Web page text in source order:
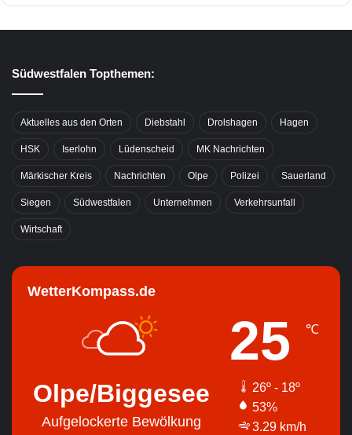
Südwestfalen Topthemen:
Aktuelles aus den Orten Diebstahl Drolshagen Hagen
HSK Iserlohn Lüdenscheid MK Nachrichten
Märkischer Kreis Nachrichten Olpe Polizei Sauerland
Siegen Südwestfalen Unternehmen Verkehrsunfall
Wirtschaft
WetterKompass.de
Olpe/Biggesee
Aufgelockerte Bewölkung
25 ℃
26º - 18º
53%
3.29 km/h